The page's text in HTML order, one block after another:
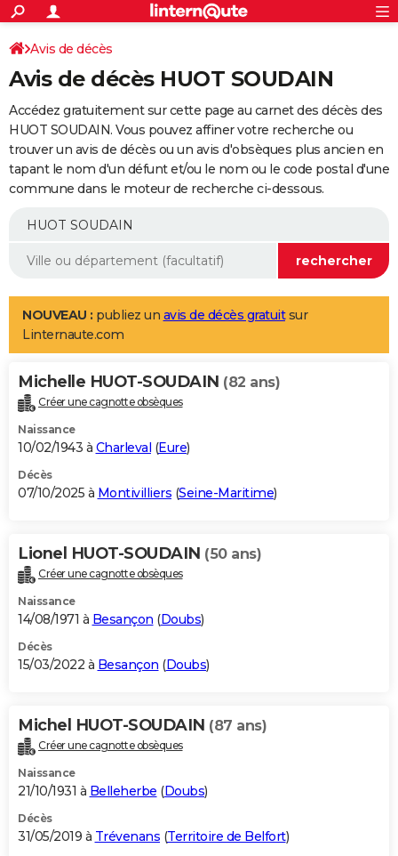
ACTUALITÉS
Politique
Société
Faits Divers
Education
Monde
Villes
+
SPORT
Coupe du monde 2026
Football
Tennis
Cyclisme
Rugby
Forum
Programme TV
TNT
Streaming
Cinéma
Sorties cinéma
Musique
+
FINANCE
Retraite
Epargne
Immobilier
Risques naturels par ville
Assurance
AUTO
Essais
Réserver un essai
Citadines
Berlines
SUV
Forum auto
+
Mobiles
Meilleur smartphone
Internet
Ordinateurs
Jeux vidéo
Guide high-tech
Aménagement intérieur
LIFESTYLE
Art de vivre
Bien-être
Loisirs
Mode
Modes de vie
Alimentation
Guide de la santé
Maladies
Médicaments
Sommeil
VOYAGE
Destinations
City break
Voyage nature
Voyage de noces
Forum
Climat
+PHOTO
GUIDES D'ACHAT
BONS PLANS
Carte de Noël
Carte Bonne année
Carte Saint-Valentin
Carte Pâques
Carte d'anniversaire
DICTIONNAIRE
Dictionnaire
Biographies
Citations
Expressions
Proverbes
PROGRAMME TV
S'inscrire
Se connecter
Lycées
Collèges
Primaires
Universités
Entreprises
Service militaire
Avis de recherche
AVIS DE DÉCÈS
Bricolage
Lifestyle
Culture
Sport
Auto
Television
Voyage
Cinema
Avis de décès
Avis de décès HUOT SOUDAIN
Accédez gratuitement sur cette page au carnet des décès des
HUOT SOUDAIN. Vous pouvez affiner votre recherche ou
trouver un avis de décès ou un avis d'obsèques plus ancien en
tapant le nom d'un défunt et/ou le nom ou le code postal d'une
commune dans le moteur de recherche ci-dessous.
NOUVEAU : publiez un avis de décès gratuitsur
Linternaute.com
Michelle HUOT-SOUDAIN (82 ans)
Créer une cagnotte obsèques
Naissance
10/02/1943 à Charleval (Eure)
Décès
07/10/2025 à Montivilliers (Seine-Maritime)
Lionel HUOT-SOUDAIN (50 ans)
Créer une cagnotte obsèques
Naissance
14/08/1971 à Besançon (Doubs)
Décès
15/03/2022 à Besançon (Doubs)
Michel HUOT-SOUDAIN (87 ans)
Créer une cagnotte obsèques
Naissance
21/10/1931 à Belleherbe (Doubs)
Décès
31/05/2019 à Trévenans (Territoire de Belfort)